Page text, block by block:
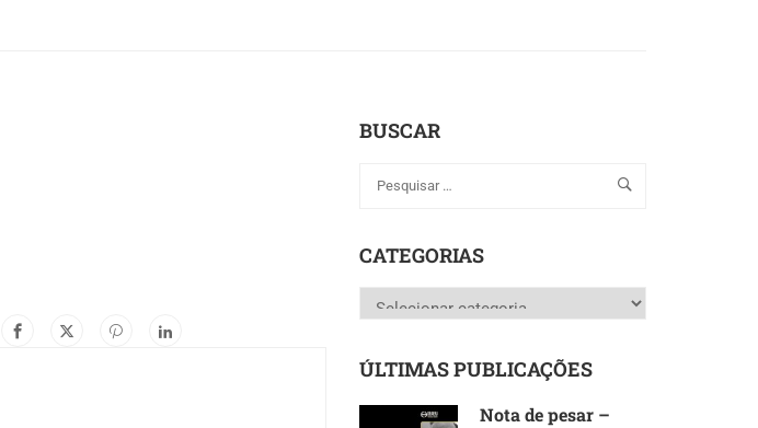
BUSCAR
CATEGORIAS
Categorias
ÚLTIMAS PUBLICAÇÕES
Nota de pesar –